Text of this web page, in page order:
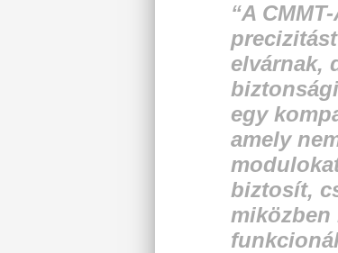
“A
elvárnak,
egy
amely
biztosít,
miközben